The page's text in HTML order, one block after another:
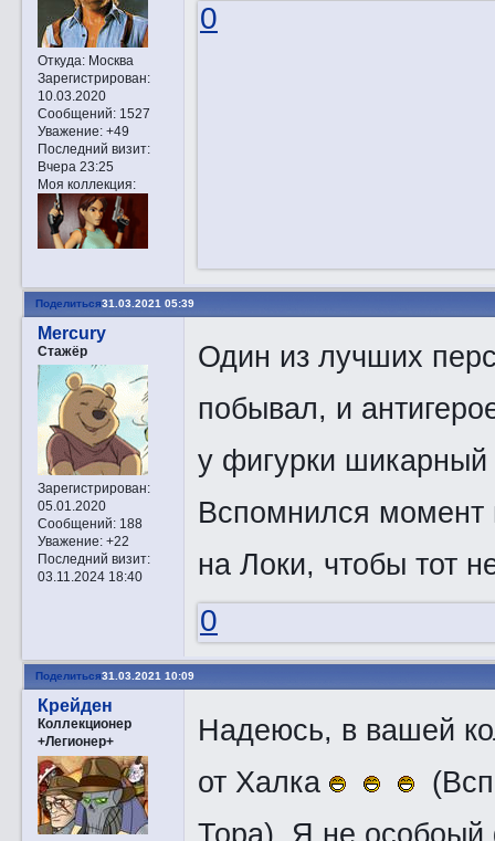
Откуда:Москва
Зарегистрирован:
10.03.2020
Сообщений:1527
Уважение: +49
Последний визит:
Вчера 23:25
Моя коллекция:
0
Поделиться31.03.2021 05:39
Mercury
Стажёр
Зарегистрирован:
05.01.2020
Сообщений:188
Уважение: +22
Последний визит:
03.11.2024 18:40
Один из лучших
побывал, и
у фигурки шикарный
Вспомнился момент
на Локи, чтобы тот
0
Поделиться31.03.2021 10:09
Крейден
Коллекционер
+Легионер+
Надеюсь, в вашей
от Халка
Тора). Я не